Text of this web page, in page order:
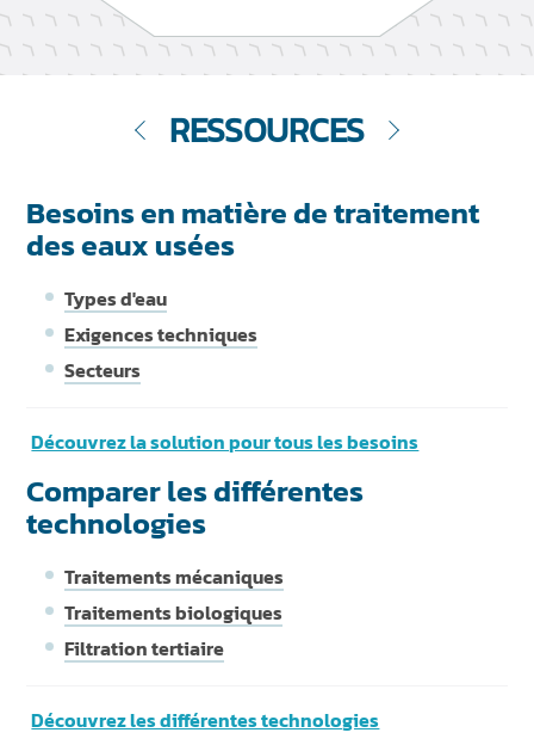
RESSOURCES
Besoins en matière de traitement
des eaux usées
Types d'eau
Exigences techniques
Secteurs
Découvrez la solution pour tous les besoins
Comparer les différentes
technologies
Traitements mécaniques
Traitements biologiques
Filtration tertiaire
Découvrez les différentes technologies